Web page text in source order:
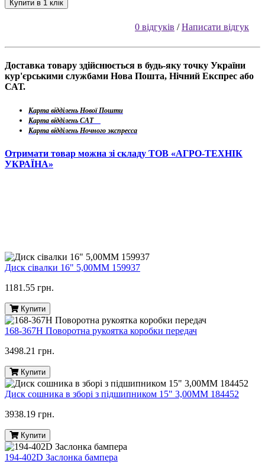
Купити в 1 клік
0 відгуків /Написати відгук
Доставка товару здійснюється в будь-яку точку України
кур'єрськими службами Нова Пошта, Нічний Експрес або
САТ.
Карта відділень Нової Пошти
Карта відділень САТ
Карта відділень Ночного экспресса
Отримати товар можна зі складу ТОВ «АГРО-ТЕХНІК
УКРАЇНА»
Диск сівалки 16" 5,00ММ 159937
1181.55 грн.
Купити
168-367H Поворотна рукоятка коробки передач
3498.21 грн.
Купити
Диск сошника в зборі з підшипником 15" 3,00MM 184452
3938.19 грн.
Купити
194-402D Заслонка бампера